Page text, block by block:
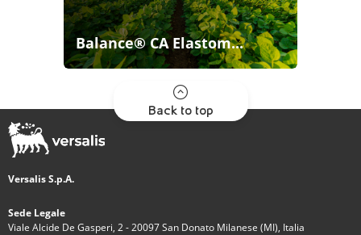
Balance® CA Elastom...
Back to top
Versalis S.p.A.
Sede Legale
Viale Alcide De Gasperi, 2 - 20097 San Donato Milanese (MI), Italia